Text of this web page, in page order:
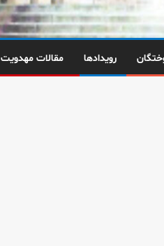
رویدادها مقالات مهدویت